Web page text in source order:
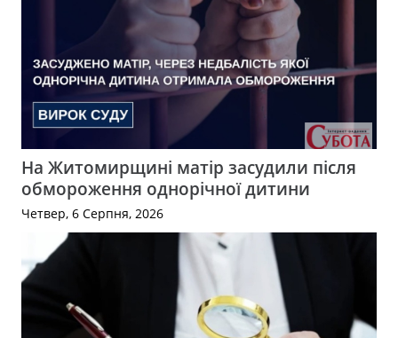
На Житомирщині матір засудили після
обмороження однорічної дитини
Четвер, 6 Серпня, 2026